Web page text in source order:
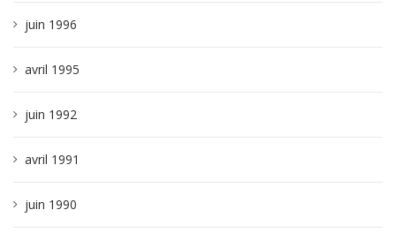
juin 1996
avril 1995
juin 1992
avril 1991
juin 1990